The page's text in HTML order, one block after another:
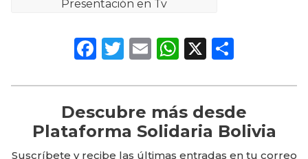
Presentación en Tv
Facebook
Twitter
EmailWhatsApp
X
Descubre más desde
Plataforma Solidaria Bolivia
Suscríbete y recibe las últimas entradas en tu correo